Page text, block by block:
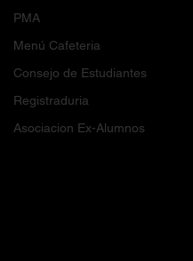
PMA
Menú Cafeteria
Consejo de Estudiantes
Registraduria
Asociacion Ex-Alumnos